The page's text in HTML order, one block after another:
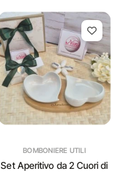
BOMBONIERE UTILI
Set Aperitivo da 2 Cuori di